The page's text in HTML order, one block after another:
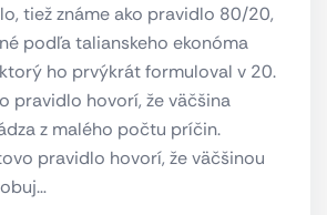
tiež známe ako pravidlo 80/20,
podľa talianskeho ekonóma
ho prvýkrát formuloval v 20.
pravidlo hovorí, že väčšina
z malého počtu príčin.
pravidlo hovorí, že väčšinou